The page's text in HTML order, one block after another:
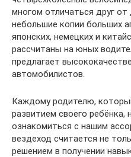
многом отличаться друг
небольшие копии больших
японских, немецких и
рассчитаны на юных
предлагает
автомобилистов.
Каждому родителю,
развитием своего ребёнка,
ознакомиться с нашим
вездеход считается не
решением в получении